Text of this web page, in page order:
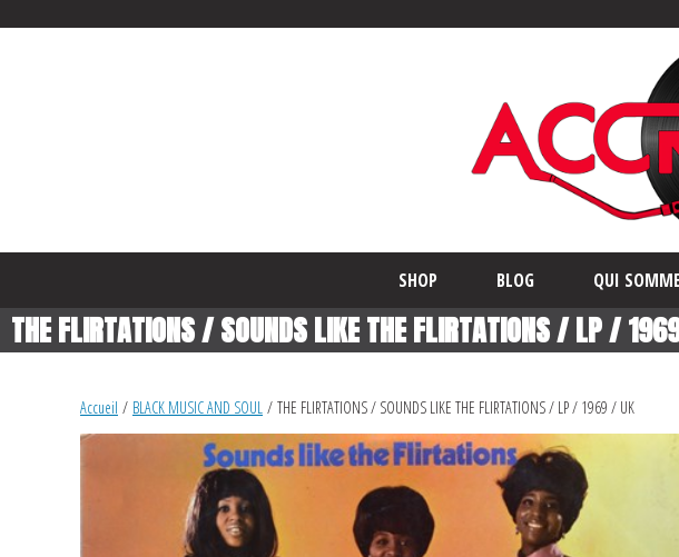
SHOP BLOG QUI
THE FLIRTATIONS / SOUNDS LIKE THE FLIRTATIONS / LP /
Accueil / BLACK MUSIC AND SOUL / THE FLIRTATIONS / SOUNDS LIKE THE FLIRTATIONS / LP / 1969 / UK